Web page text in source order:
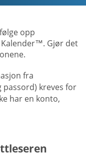
opp
Gjør det
fra
passord) kreves for
har en konto,